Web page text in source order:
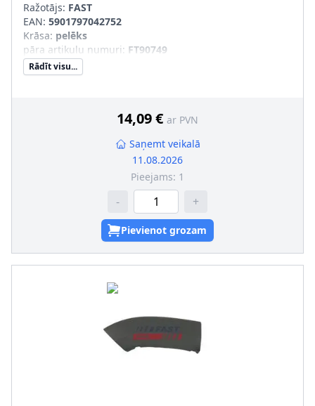
Ražotājs: FAST
EAN: 5901797042752
Krāsa: pelēks
pāra artikulu numuri: FT90749
Rādīt visu...
14,09 € ar PVN
Saņemt veikalā
11.08.2026
Pieejams: 1
- +
Pievienot grozam